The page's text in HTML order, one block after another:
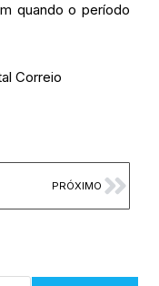
quando o período
Correio
PRÓXIMO